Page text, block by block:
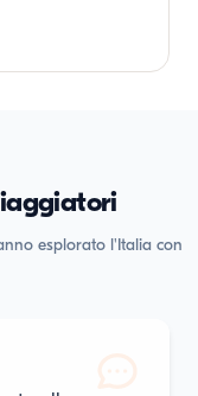
esplorato l'Italia con